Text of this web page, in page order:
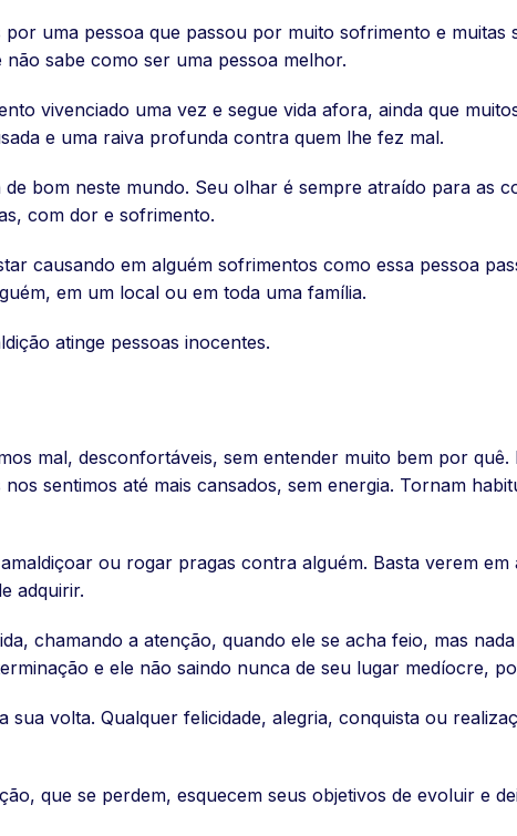
uma pessoa que passou por muito sofrimento e
sabe como ser uma pessoa melhor.
vivenciado uma vez e segue vida afora, ainda que
e uma raiva profunda contra quem lhe fez mal.
bom neste mundo. Seu olhar é sempre atraído para as
com dor e sofrimento.
causando em alguém sofrimentos como essa pessoa
em um local ou em toda uma família.
atinge pessoas inocentes.
mal, desconfortáveis, sem entender muito bem por
sentimos até mais cansados, sem energia. Tornam
ou rogar pragas contra alguém. Basta verem
adquirir.
chamando a atenção, quando ele se acha feio, mas
e ele não saindo nunca de seu lugar medíocre,
sua volta. Qualquer felicidade, alegria, conquista ou
que se perdem, esquecem seus objetivos de evoluir e